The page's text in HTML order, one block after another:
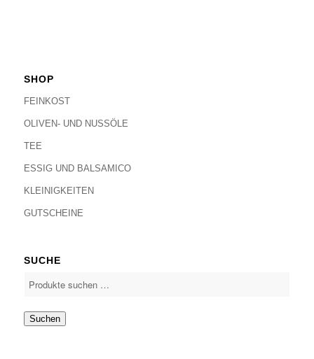
SHOP
FEINKOST
OLIVEN- UND NUSSÖLE
TEE
ESSIG UND BALSAMICO
KLEINIGKEITEN
GUTSCHEINE
SUCHE
Suchen